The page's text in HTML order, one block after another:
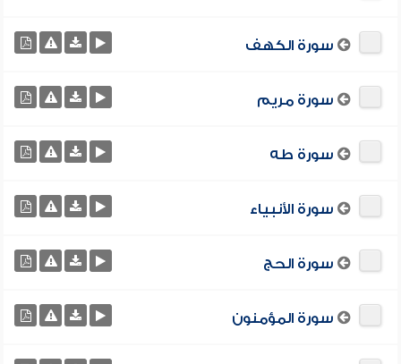
سورة الكهف
سورة مريم
سورة طه
سورة الأنبياء
سورة الحج
سورة المؤمنون